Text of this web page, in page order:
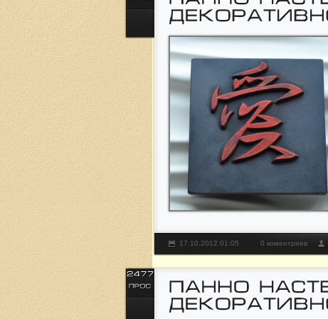
17.10.2012 01:05 0 коментриев